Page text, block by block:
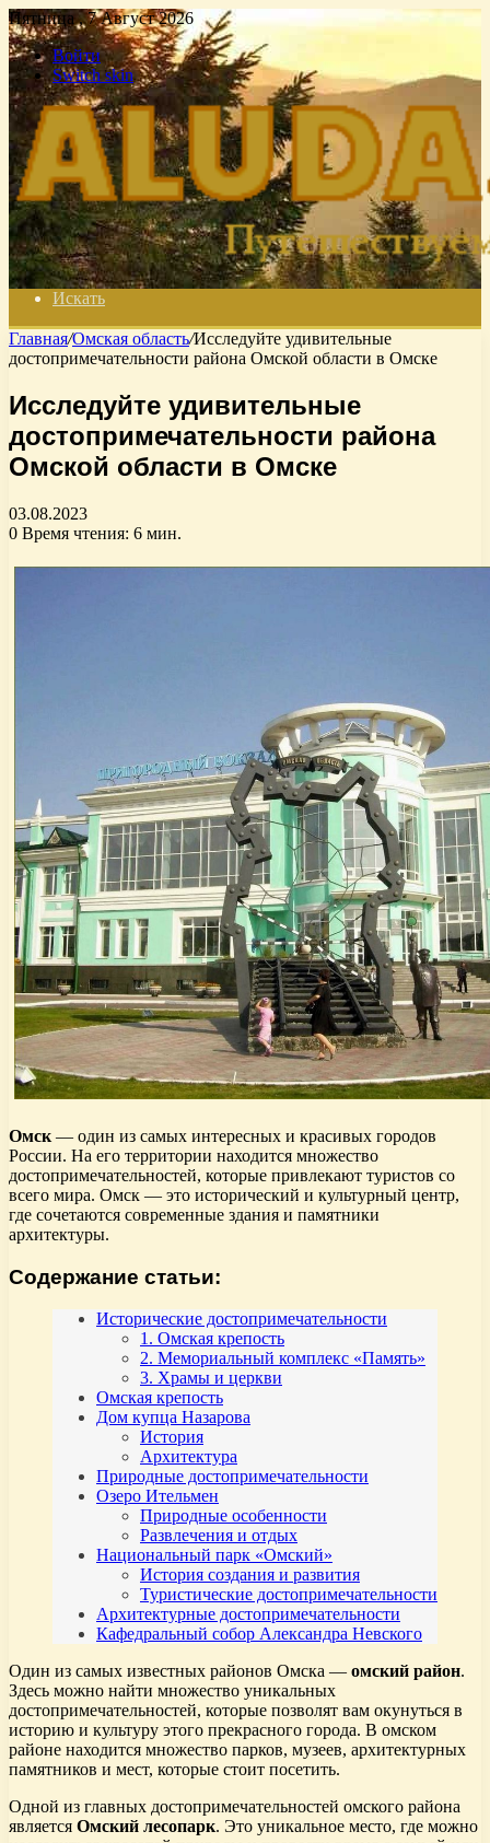
Пятница , 7 Август 2026
Войти
Switch skin
Искать
Главная/Омская область/Исследуйте удивительные
достопримечательности района Омской области в Омске
Исследуйте удивительные
достопримечательности района
Омской области в Омске
03.08.2023
0 Время чтения: 6 мин.
Омск — один из самых интересных и красивых городов
России. На его территории находится множество
достопримечательностей, которые привлекают туристов со
всего мира. Омск — это исторический и культурный центр,
где сочетаются современные здания и памятники
архитектуры.
Содержание статьи:
Исторические достопримечательности
1. Омская крепость
2. Мемориальный комплекс «Память»
3. Храмы и церкви
Омская крепость
Дом купца Назарова
История
Архитектура
Природные достопримечательности
Озеро Ительмен
Природные особенности
Развлечения и отдых
Национальный парк «Омский»
История создания и развития
Туристические достопримечательности
Архитектурные достопримечательности
Кафедральный собор Александра Невского
Один из самых известных районов Омска — омский район.
Здесь можно найти множество уникальных
достопримечательностей, которые позволят вам окунуться в
историю и культуру этого прекрасного города. В омском
районе находится множество парков, музеев, архитектурных
памятников и мест, которые стоит посетить.
Одной из главных достопримечательностей омского района
является Омский лесопарк. Это уникальное место, где можно